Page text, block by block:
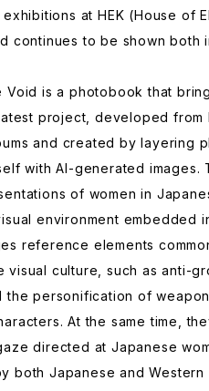
at HEK (House of
continues to be shown both
Void is a photobook that
latest project, developed from
and created by layering
with AI-generated images.
of women in
environment embedded
reference elements
visual culture, such as anti-
the personification of
At the same time,
directed at Japanese
both Japanese and Western